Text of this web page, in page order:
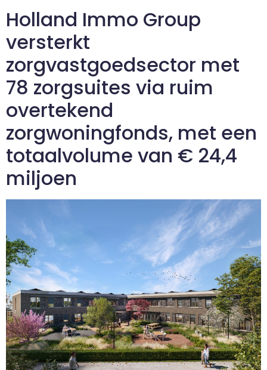
Holland Immo Group
versterkt
zorgvastgoedsector met
78 zorgsuites via ruim
overtekend
zorgwoningfonds, met een
totaalvolume van € 24,4
miljoen